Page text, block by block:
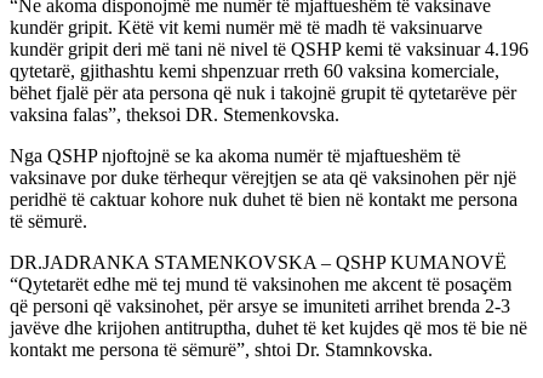
“Ne akoma disponojmë me numër të mjaftueshëm të vaksinave
kundër gripit. Këtë vit kemi numër më të madh të vaksinuarve
kundër gripit deri më tani në nivel të QSHP kemi të vaksinuar 4.196
qytetarë, gjithashtu kemi shpenzuar rreth 60 vaksina komerciale,
bëhet fjalë për ata persona që nuk i takojnë grupit të qytetarëve për
vaksina falas”, theksoi DR. Stemenkovska.
Nga QSHP njoftojnë se ka akoma numër të mjaftueshëm të
vaksinave por duke tërhequr vërejtjen se ata që vaksinohen për një
peridhë të caktuar kohore nuk duhet të bien në kontakt me persona
të sëmurë.
DR.JADRANKA STAMENKOVSKA – QSHP KUMANOVË
“Qytetarët edhe më tej mund të vaksinohen me akcent të posaçëm
që personi që vaksinohet, për arsye se imuniteti arrihet brenda 2-3
javëve dhe krijohen antitruptha, duhet të ket kujdes që mos të bie në
kontakt me persona të sëmurë”, shtoi Dr. Stamnkovska.